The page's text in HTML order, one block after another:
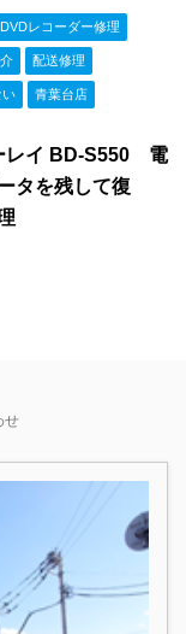
レコーダー修理
配送修理
い 青葉台店
レイ BD-S550 電
タを残して復
せ